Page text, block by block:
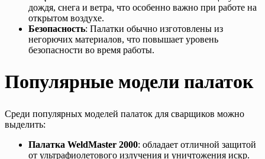
дождя, снега и ветра, что особенно важно при работе на
открытом воздухе.
Безопасность: Палатки обычно изготовлены из
негорючих материалов, что повышает уровень
безопасности во время работы.
Популярные модели палаток
Среди популярных моделей палаток для сварщиков можно
выделить:
Палатка WeldMaster 2000: обладает отличной защитой
от ультрафиолетового излучения и уничтожения искр.